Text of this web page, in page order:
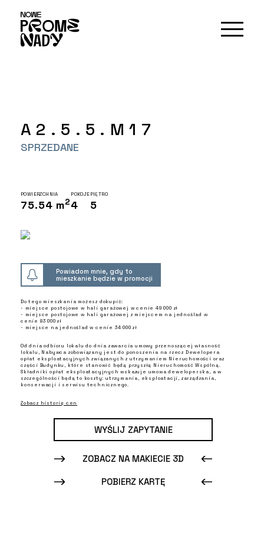
A2.5.5.M17
SPRZEDANE
POWIERZCHNIA
75.54 m2
POKOJE
4
PIĘTRO
5
Powiadom mnie, gdy to
mieszkanie będzie w promocji
Do tego mieszkania możesz dokupić:
- miejsce postojowe w hali garażowej w cenie 49 000 zł
- miejsce postojowe w hali garażowej z miejscem na jednoślad w
cenie 83 000 zł
- miejsce na jednoślad w cenie 34 000 zł
Od dnia odbioru lokalu do dnia zawarcia umowy przenoszącej własność
lokalu, Nabywca zobowiązany jest do ponoszenia na rzecz Dewelopera
opłat eksploatacyjnych związanych z utrzymaniem Nieruchomości oraz
części Budynku, które stanowić będą przyszłą Nieruchomość Wspólną.
Składniki opłat eksploatacyjnych wskazuje umowa deweloperska, a w
szczególności będą to koszty: utrzymania, eksploatacji, zarządzania,
konserwacji i serwisu technicznego.
Zobacz historię cen
WYŚLIJ ZAPYTANIE
ZOBACZ NA MAKIECIE 3D
POBIERZ KARTĘ